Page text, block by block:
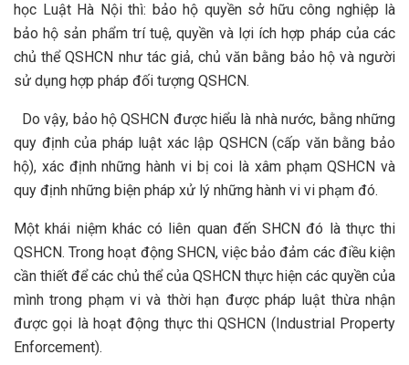
học Luật Hà Nội thì: bảo hộ quyền sở hữu công nghiệp là
bảo hộ sản phẩm trí tuệ, quyền và lợi ích hợp pháp của các
chủ thể QSHCN như tác giả, chủ văn bằng bảo hộ và người
sử dụng hợp pháp đối tượng QSHCN.
Do vậy, bảo hộ QSHCN được hiểu là nhà nước, bằng những
quy định của pháp luật xác lập QSHCN (cấp văn bằng bảo
hộ), xác định những hành vi bị coi là xâm phạm QSHCN và
quy định những biện pháp xử lý những hành vi vi phạm đó.
Một khái niệm khác có liên quan đến SHCN đó là thực thi
QSHCN. Trong hoạt động SHCN, việc bảo đảm các điều kiện
cần thiết để các chủ thể của QSHCN thực hiện các quyền của
mình trong phạm vi và thời hạn được pháp luật thừa nhận
được gọi là hoạt động thực thi QSHCN (Industrial Property
Enforcement).